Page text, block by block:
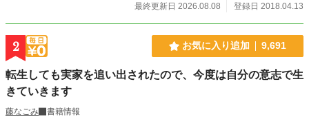
最終更新日 2026.08.08
登録日 2018.04.13
2 お気に入り追加 9,691
転生しても実家を追い出されたので、今度は自分の意志で生
きていきます
藤なごみ
書籍情報